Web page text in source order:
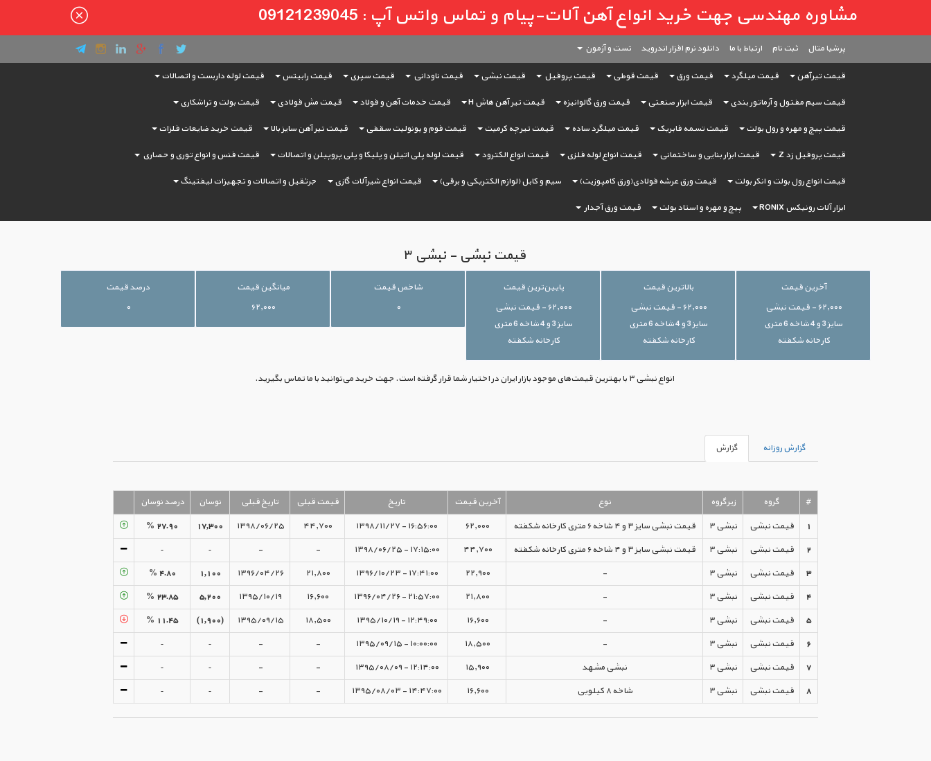
مشاوره مهندسی جهت خرید انواع آهن آلات-پیام و تماس واتس آپ : 09121239045
پرشیا متال ثبت ‌نام ارتباط با ما دانلود نرم افزار اندروید تست و آزمون
قیمت تیرآهن قیمت میلگرد قیمت ورق قیمت قوطی قیمت پروفیل قیمت نبشی قیمت ناودانی قیمت سپری قیمت رابیتس قیمت لوله داربست و اتصالات
قیمت سیم مفتول و آرماتور بندی قیمت ابزار صنعتی قیمت ورق گالوانیزه قیمت تیر آهن هاش H قیمت خدمات آهن و فولاد قیمت مش فولادی قیمت بولت و تراشکاری
قیمت پیچ و مهره و رول بولت قیمت تسمه فابریک قیمت میلگرد ساده قیمت تیرچه کرمیت قیمت فوم و یونولیت سقفی قیمت تیر آهن سایز بالا قیمت خرید ضایعات فلزات
قیمت پروفیل زد Z قیمت ابزار بنایی و ساختمانی قیمت انواع لوله فلزی قیمت انواع الکترود قیمت لوله پلی اتیلن و پلیکا و پلی پروپیلن و اتصالات قیمت فنس و انواع توری و حصاری
قیمت انواع رول بولت و انکر بولت قیمت ورق عرشه فولادی(ورق کامپوزیت) سیم و کابل (لوازم الکتریکی و برقی) قیمت انواع شیرآلات گازی جرثقیل و اتصالات و تجهیزات لیفتینگ
ابزار آلات رونیکس RONIX پیچ و مهره و استاد بولت قیمت ورق آجدار
قیمت نبشی - نبشی ۳
آخرین قیمت
۶۲,۰۰۰ - قیمت نبشی
سایز 3 و 4 شاخه 6 متری
کارخانه شکفته
بالاترین قیمت
۶۲,۰۰۰ - قیمت نبشی
سایز 3 و 4 شاخه 6 متری
کارخانه شکفته
پایین‌ترین قیمت
۶۲,۰۰۰ - قیمت نبشی
سایز 3 و 4 شاخه 6 متری
کارخانه شکفته
شاخص قیمت
۰
میانگین قیمت
۶۲,۰۰۰
درصد قیمت
۰
انواع نبشی ۳ با بهترین قیمت‌های موجود بازار ایران در اختیار شما قرار گرفته است. جهت خرید می‌توانید با ما تماس بگیرید.
گزارش روزانه گزارش
# گروه زیرگروه نوع آخرین قیمت تاریخ قیمت قبلی تاریخ قبلی نوسان
درصد نوسان
1
قیمت نبشی نبشی ۳ قیمت نبشی سایز ۳ و ۴ شاخه ۶ متری کارخانه شکفته ۶۲,۰۰۰ ۱۶:۵۶:۰۰ - ۱۳۹۸/۱۱/۲۷ ۴۴,۷۰۰ ۱۳۹۸/۰۶/۲۵ ۱۷,۳۰۰
۲۷.۹۰ %
2
قیمت نبشی نبشی ۳ قیمت نبشی سایز ۳ و ۴ شاخه ۶ متری کارخانه شکفته ۴۴,۷۰۰ ۱۷:۱۵:۰۰ - ۱۳۹۸/۰۶/۲۵ -
-
-
-
3
قیمت نبشی نبشی ۳ - ۲۲,۹۰۰ ۱۷:۴۱:۰۰ - ۱۳۹۶/۱۰/۲۳ ۲۱,۸۰۰ ۱۳۹۶/۰۴/۲۶ ۱,۱۰۰
۴.۸۰ %
4
قیمت نبشی نبشی ۳ - ۲۱,۸۰۰ ۲۱:۵۷:۰۰ - ۱۳۹۶/۰۴/۲۶ ۱۶,۶۰۰ ۱۳۹۵/۱۰/۱۹ ۵,۲۰۰
۲۳.۸۵ %
5
قیمت نبشی نبشی ۳ - ۱۶,۶۰۰ ۱۲:۴۹:۰۰ - ۱۳۹۵/۱۰/۱۹ ۱۸,۵۰۰ ۱۳۹۵/۰۹/۱۵ (۱,۹۰۰)
۱۱.۴۵ %
6
قیمت نبشی نبشی ۳ - ۱۸,۵۰۰ ۱۰:۰۰:۰۰ - ۱۳۹۵/۰۹/۱۵ -
-
-
-
7
قیمت نبشی نبشی ۳ نبشی مشهد ۱۵,۹۰۰ ۱۲:۱۴:۰۰ - ۱۳۹۵/۰۸/۰۹ -
-
-
-
8
قیمت نبشی نبشی ۳ شاخه ۸ کیلویی ۱۶,۶۰۰ ۱۴:۴۷:۰۰ - ۱۳۹۵/۰۸/۰۳ -
-
-
-